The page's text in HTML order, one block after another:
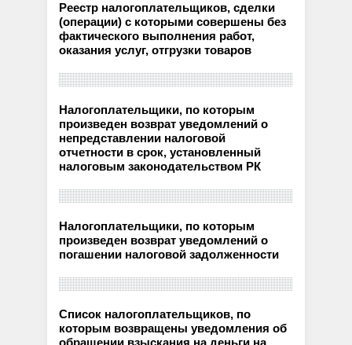
Реестр налогоплательщиков, сделки
(операции) с которыми совершены без
фактического выполнения работ,
оказания услуг, отгрузки товаров
Налогоплательщики, по которым
произведен возврат уведомлений о
непредставлении налоговой
отчетности в срок, установленный
налоговым законодательством РК
Налогоплательщики, по которым
произведен возврат уведомлений о
погашении налоговой задолженности
Список налогоплательщиков, по
которым возвращены уведомления об
обращении взыскания на деньги на